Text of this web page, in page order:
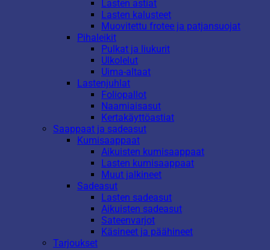
Lasten astiat
Lasten kalusteet
Muovitettu frotee ja patjansuojat
Pihaleikit
Pulkat ja liukurit
Ulkolelut
Uima-altaat
Lastenjuhlat
Foliopallot
Naamiaisasut
Kertakäyttöastiat
Saappaat ja sadeasut
Kumisaappaat
Aikuisten kumisaappaat
Lasten kumisaappaat
Muut jalkineet
Sadeasut
Lasten sadeasut
Aikuisten sadeasut
Sateenvarjot
Käsineet ja päähineet
Tarjoukset